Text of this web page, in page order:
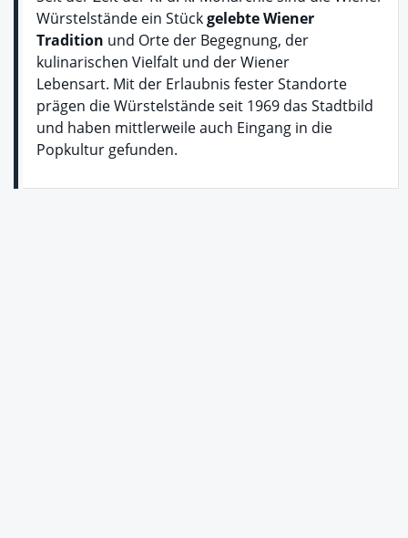
Würstelstände ein Stückgelebte Wiener
Tradition und Orte der Begegnung, der
kulinarischen Vielfalt und der Wiener
Lebensart. Mit der Erlaubnis fester Standorte
prägen die Würstelstände seit 1969 das Stadtbild
und haben mittlerweile auch Eingang in die
Popkultur gefunden.